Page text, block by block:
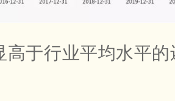
高于行业平均水平